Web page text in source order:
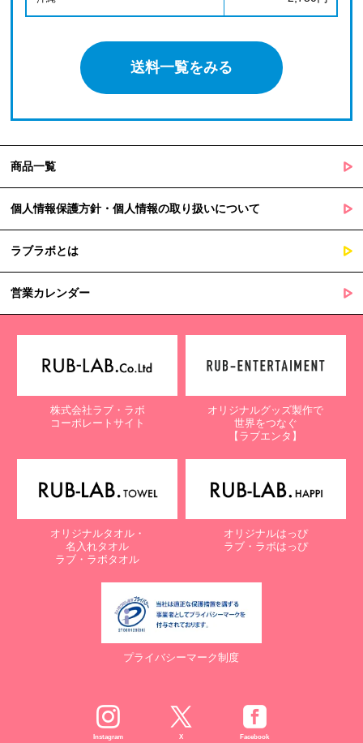
送料一覧をみる
商品一覧
個人情報保護方針・個人情報の取り扱いについて
ラブラボとは
営業カレンダー
株式会社ラブ・ラボ
コーポレートサイト
オリジナルグッズ製作で
世界をつなぐ
【ラブエンタ】
オリジナルタオル・
名入れタオル
ラブ・ラボタオル
オリジナルはっぴ
ラブ・ラボはっぴ
プライバシーマーク制度
Instagram X Facebook